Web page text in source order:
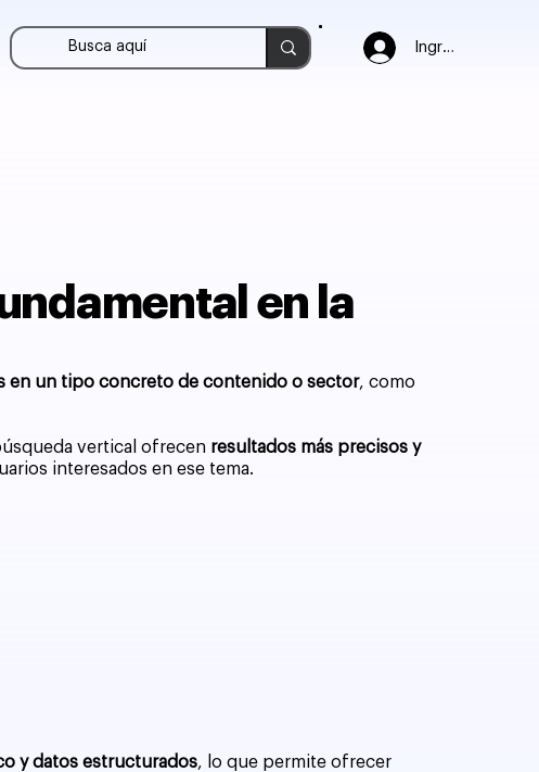
Ingresar
en la
en un tipo concreto de contenido o sector, como
vertical ofrecen resultados más precisos y
interesados en ese tema.
y datos estructurados, lo que permite ofrecer